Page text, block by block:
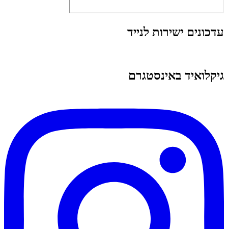
עדכונים ישירות לנייד
גיקלואיד באינסטגרם